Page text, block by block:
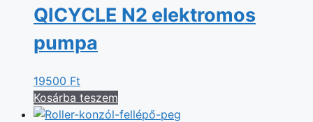
QICYCLE N2 elektromos
pumpa
19500 Ft
Kosárba teszem